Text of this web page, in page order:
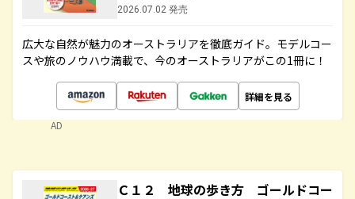
2026.07.02 発売
広大な自然が魅力のオーストラリアを徹底ガイド。モデルコー
スや旅のノウハウ満載で、今のオーストラリアがこの1冊に！
詳細を見る
AD
Ｃ１２ 地球の歩き方 ゴールドコー